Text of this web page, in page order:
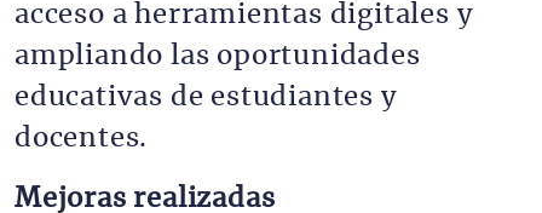
acceso a herramientas digitales y
ampliando las oportunidades
educativas de estudiantes y
docentes.
Mejoras realizadas